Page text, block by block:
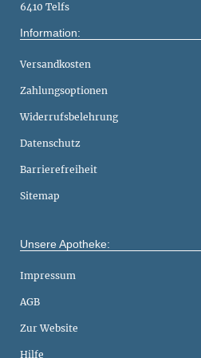
6410 Telfs
Information:
Versandkosten
Zahlungsoptionen
Widerrufsbelehrung
Datenschutz
Barrierefreiheit
Sitemap
Unsere Apotheke:
Impressum
AGB
Zur Website
Hilfe